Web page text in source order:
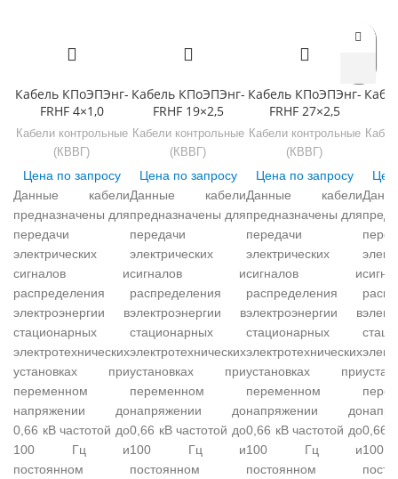
Кабель КПоЭПЭнг-
FRHF 4×1,0
Кабели контрольные
(КВВГ)
Цена по запросу
Данные кабели
предназначены для
передачи
электрических
сигналов и
распределения
электроэнергии в
стационарных
электротехнических
установках при
переменном
напряжении до
0,66 кВ частотой до
100 Гц и
постоянном
Кабель КПоЭПЭнг-
FRHF 19×2,5
Кабели контрольные
(КВВГ)
Цена по запросу
Данные кабели
предназначены для
передачи
электрических
сигналов и
распределения
электроэнергии в
стационарных
электротехнических
установках при
переменном
напряжении до
0,66 кВ частотой до
100 Гц и
постоянном
Кабель КПоЭПЭнг-
FRHF 27×2,5
Кабели контрольные
(КВВГ)
Цена по запросу
Данные кабели
предназначены для
передачи
электрических
сигналов и
распределения
электроэнергии в
стационарных
электротехнических
установках при
переменном
напряжении до
0,66 кВ частотой до
100 Гц и
постоянном
0,66